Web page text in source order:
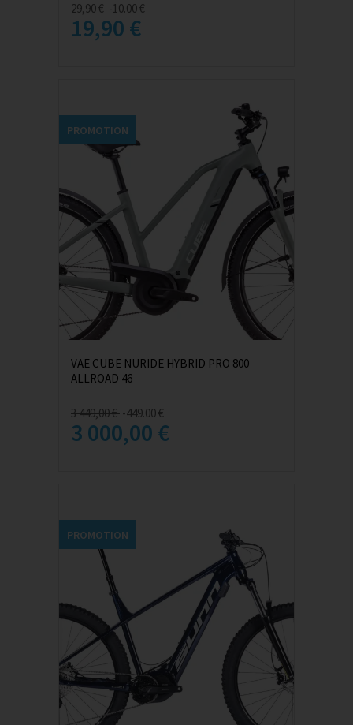
29,90 € -10.00 €
19,90 €
PROMOTION
VAE CUBE NURIDE HYBRID PRO 800
ALLROAD 46
3 449,00 € -449.00 €
3 000,00 €
PROMOTION